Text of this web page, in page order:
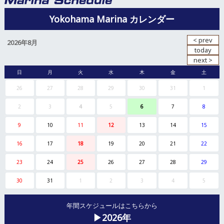
Yokohama Marina カレンダー
2026年8月
日 月 火 水 木 金 土
26 27 28 29 30 31 1
2 3 4 5 6 7 8
9 10 11 12 13 14 15
16 17 18 19 20 21 22
23 24 25 26 27 28 29
30 31 1 2 3 4 5
年間スケジュールはこちらから
▶2026年